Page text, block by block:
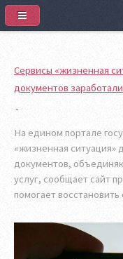
Сервисы «жизненная
документов
На едином портале
«жизненная ситуация»
документов,
услуг, сообщает сайт
помогает